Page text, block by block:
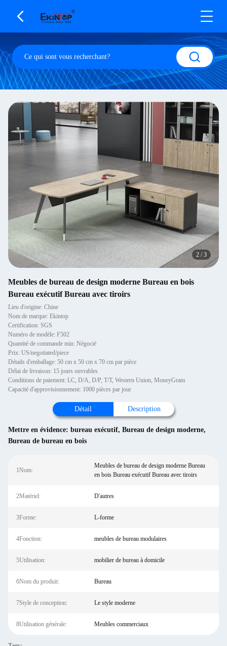
2 /3
Meubles de bureau de design moderne Bureau en bois
Bureau exécutif Bureau avec tiroirs
Lieu d'origine: Chine
Nom de marque: Ekintop
Certification: SGS
Numéro de modèle: F502
Quantité de commande min: Négocié
Prix: US/negotiated/piece
Détails d'emballage: 50 cm x 50 cm x 70 cm par pièce
Délai de livraison: 15 jours ouvrables
Conditions de paiement: LC, D/A, D/P, T/T, Western Union, MoneyGram
Capacité d'approvisionnement: 1000 pièces par jour
Détail Description
Mettre en évidence: bureau exécutif, Bureau de design moderne,
Bureau de bureau en bois
1Nom:
Meubles de bureau de design moderne Bureau
en bois Bureau exécutif Bureau avec tiroirs
2Matériel: D'autres
3Forme: L-forme
4Fonction: meubles de bureau modulaires
5Utilisation: mobilier de bureau à domicile
6Nom du produit: Bureau
7Style de conception: Le style moderne
8Utilisation générale: Meubles commerciaux